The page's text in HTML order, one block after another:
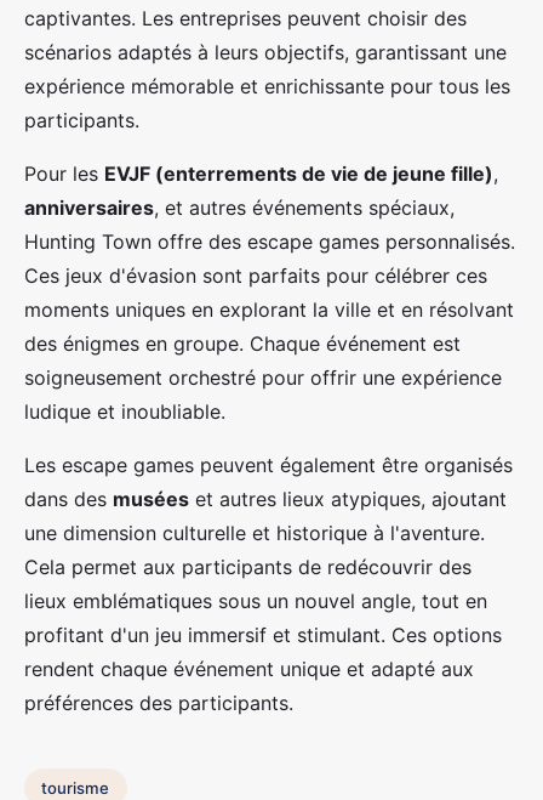
captivantes. Les entreprises peuvent choisir des
scénarios adaptés à leurs objectifs, garantissant une
expérience mémorable et enrichissante pour tous les
participants.
Pour les EVJF (enterrements de vie de jeune fille),
anniversaires, et autres événements spéciaux,
Hunting Town offre des escape games personnalisés.
Ces jeux d'évasion sont parfaits pour célébrer ces
moments uniques en explorant la ville et en résolvant
des énigmes en groupe. Chaque événement est
soigneusement orchestré pour offrir une expérience
ludique et inoubliable.
Les escape games peuvent également être organisés
dans des musées et autres lieux atypiques, ajoutant
une dimension culturelle et historique à l'aventure.
Cela permet aux participants de redécouvrir des
lieux emblématiques sous un nouvel angle, tout en
profitant d'un jeu immersif et stimulant. Ces options
rendent chaque événement unique et adapté aux
préférences des participants.
tourisme